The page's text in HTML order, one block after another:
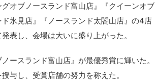
オブノースランド富山店』『クイーンオブ
氷見店』『ノースランド太閤山店』の4店
表し、会場は大いに盛り上がった。
ースランド富山店』が最優秀賞に輝いた。
与し、受賞店舗の努力を称えた。